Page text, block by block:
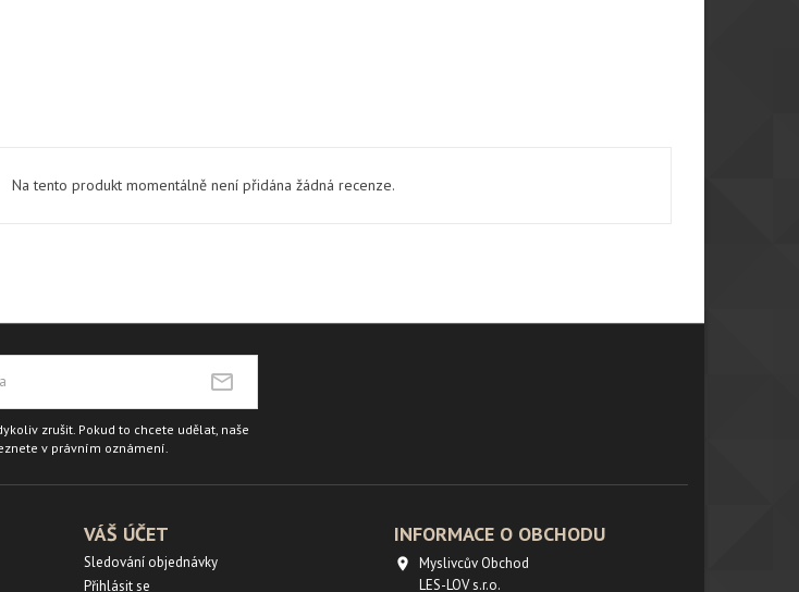
Na tento produkt momentálně není přidána žádná recenze.
zrušit. Pokud to chcete udělat, naše
v právním oznámení.
VÁŠ ÚČET
Sledování objednávky
Přihlásit se
INFORMACE O OBCHODU

Myslivcův Obchod
LES-LOV s.r.o.